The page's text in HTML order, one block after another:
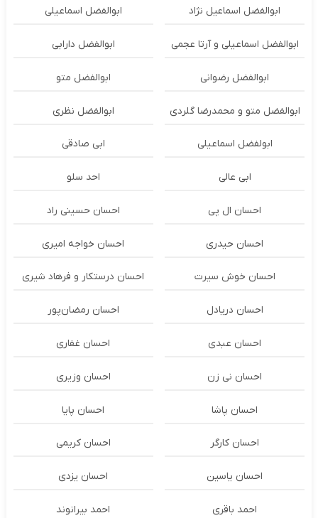
ابوالفضل اسماعیل نژاد ابوالفضل اسماعیلی
ابوالفضل اسماعیلی و آرتا عجمی ابوالفضل دارابی
ابوالفضل رضوانی ابوالفضل متو
ابوالفضل متو و محمدرضا گلردی ابوالفضل نظری
ابولفضل اسماعیلی ابی صادقی
ابی عالی احد سلو
احسان ال پی احسان حسینی راد
احسان حیدری احسان خواجه امیری
احسان خوش سیرت احسان درستكار و فرهاد شيرى
احسان دریادل احسان رمضان‌پور
احسان عبدی احسان غفاری
احسان نی زن احسان وزیری
احسان پاشا احسان پایا
احسان کارگر احسان کریمی
احسان یاسین احسان یزدی
احمد باقری احمد بیرانوند